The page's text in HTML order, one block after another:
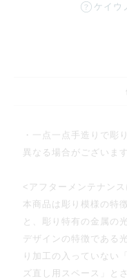
ケイウ
・一点一点手造りで彫
異なる場合がございます
<アフターメンテナン
本商品は彫り模様の特
と、彫り特有の金属の
デザインの特徴である
り加工の入っていない
ズ直し用スペース」と